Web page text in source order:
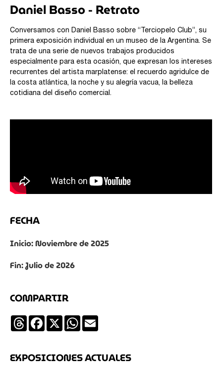
Daniel Basso - Retrato
Conversamos con Daniel Basso sobre “Terciopelo Club”, su
primera exposición individual en un museo de la Argentina. Se
trata de una serie de nuevos trabajos producidos
especialmente para esta ocasión, que expresan los intereses
recurrentes del artista marplatense: el recuerdo agridulce de
la costa atlántica, la noche y su alegría vacua, la belleza
cotidiana del diseño comercial.
FECHA
Inicio: Noviembre de 2025
Fin: Julio de 2026
COMPARTIR
ThreadsFacebook
X WhatsApp
EXPOSICIONES ACTUALES